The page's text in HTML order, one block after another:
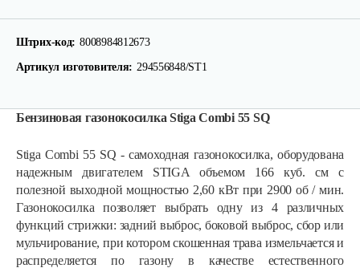
Штрих-код: 8008984812673
Артикул изготовителя: 294556848/ST1
Бензиновая газонокосилка Stiga Combi 55 SQ
Stiga Combi 55 SQ - самоходная газонокосилка, оборудована
надежным двигателем STIGA объемом 166 куб. см с
полезной выходной мощностью 2,60 кВт при 2900 об / мин.
Газонокосилка позволяет выбрать одну из 4 различных
функций стрижки: задний выброс, боковой выброс, сбор или
мульчирование, при котором скошенная трава измельчается и
распределяется по газону в качестве естественного